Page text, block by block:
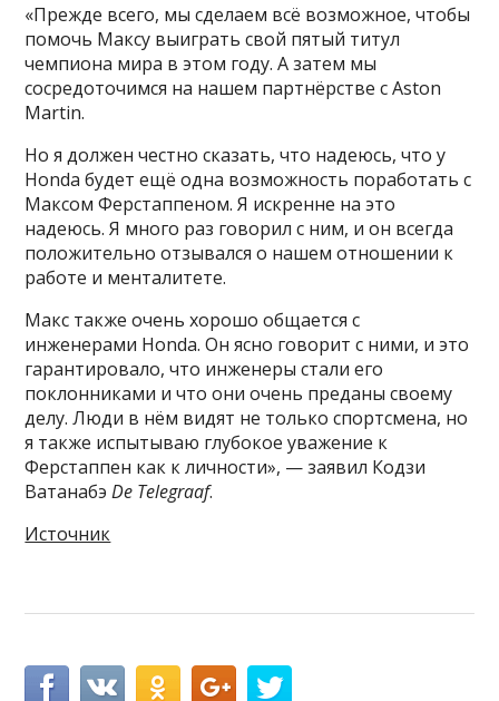
«Прежде всего, мы сделаем всё возможное, чтобы
помочь Максу выиграть свой пятый титул
чемпиона мира в этом году. А затем мы
сосредоточимся на нашем партнёрстве с Aston
Martin.
Но я должен честно сказать, что надеюсь, что у
Honda будет ещё одна возможность поработать с
Максом Ферстаппеном. Я искренне на это
надеюсь. Я много раз говорил с ним, и он всегда
положительно отзывался о нашем отношении к
работе и менталитете.
Макс также очень хорошо общается с
инженерами Honda. Он ясно говорит с ними, и это
гарантировало, что инженеры стали его
поклонниками и что они очень преданы своему
делу. Люди в нём видят не только спортсмена, но
я также испытываю глубокое уважение к
Ферстаппен как к личности», — заявил Кодзи
ВатанабэDe Telegraaf.
Источник